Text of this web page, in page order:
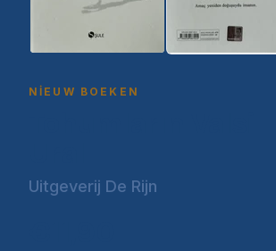
NIEUW BOEKEN
Uitgeverij De Rijn